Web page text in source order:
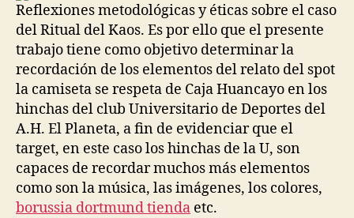
Reflexiones metodológicas y éticas sobre el caso
del Ritual del Kaos. Es por ello que el presente
trabajo tiene como objetivo determinar la
recordación de los elementos del relato del spot
la camiseta se respeta de Caja Huancayo en los
hinchas del club Universitario de Deportes del
A.H. El Planeta, a fin de evidenciar que el
target, en este caso los hinchas de la U, son
capaces de recordar muchos más elementos
como son la música, las imágenes, los colores,
borussia dortmund tienda etc.